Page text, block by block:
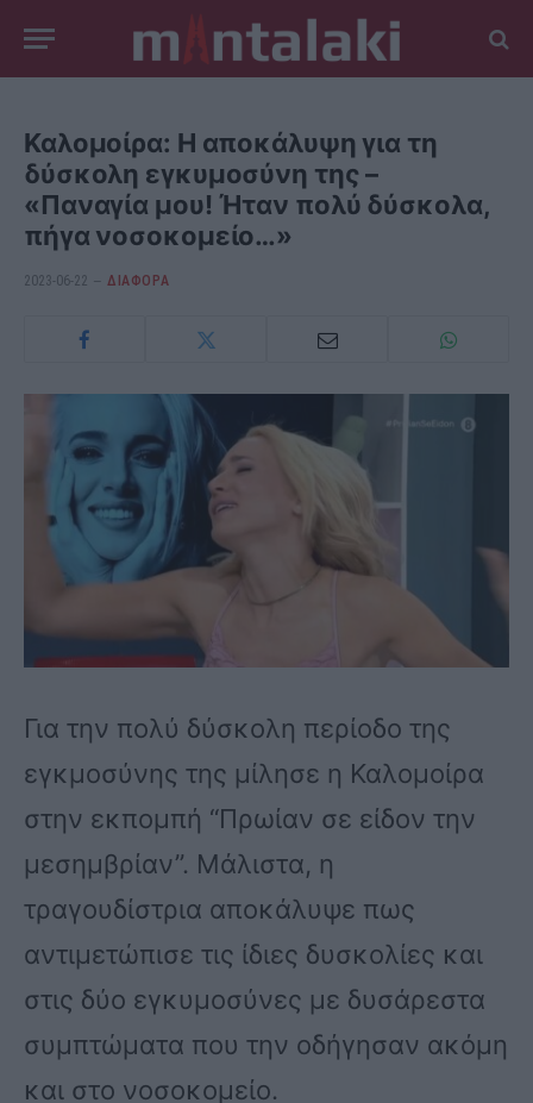
Καλομοίρα: Η αποκάλυψη για τη
δύσκολη εγκυμοσύνη της –
«Παναγία μου! Ήταν πολύ δύσκολα,
πήγα νοσοκομείο…»
2023-06-22 ΔΙΆΦΟΡΑ
Για την πολύ δύσκολη περίοδο της
εγκμοσύνης της μίλησε η Καλομοίρα
στην εκπομπή “Πρωίαν σε είδον την
μεσημβρίαν”. Μάλιστα, η
τραγουδίστρια αποκάλυψε πως
αντιμετώπισε τις ίδιες δυσκολίες και
στις δύο εγκυμοσύνες με δυσάρεστα
συμπτώματα που την οδήγησαν ακόμη
και στο νοσοκομείο.